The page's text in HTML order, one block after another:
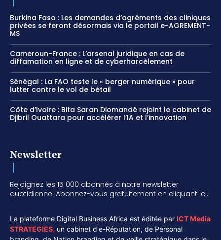
Burkina Faso : Les demandes d’agréments des cliniques
privées se feront désormais via le portail e-AGREMENT-
MS
Cameroun-France : L’arsenal juridique en cas de
diffamation en ligne et de cyberharcèlement
Sénégal : La FAO teste le « berger numérique » pour
lutter contre le vol de bétail
Côte d’Ivoire : Bita Saran Diomandé rejoint le cabinet de
Djibril Ouattara pour accélérer l’IA et l’innovation
Newsletter
Rejoignez les 15 000 abonnés à notre newsletter
quotidienne. Abonnez-vous gratuitement en cliquant ici.
La plateforme Digital Business Africa est éditée par ICT Media
STRATEGIES, un cabinet d'e-Réputation, de Personal